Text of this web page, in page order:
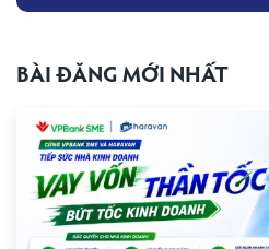
BÀI ĐĂNG MỚI NHẤT